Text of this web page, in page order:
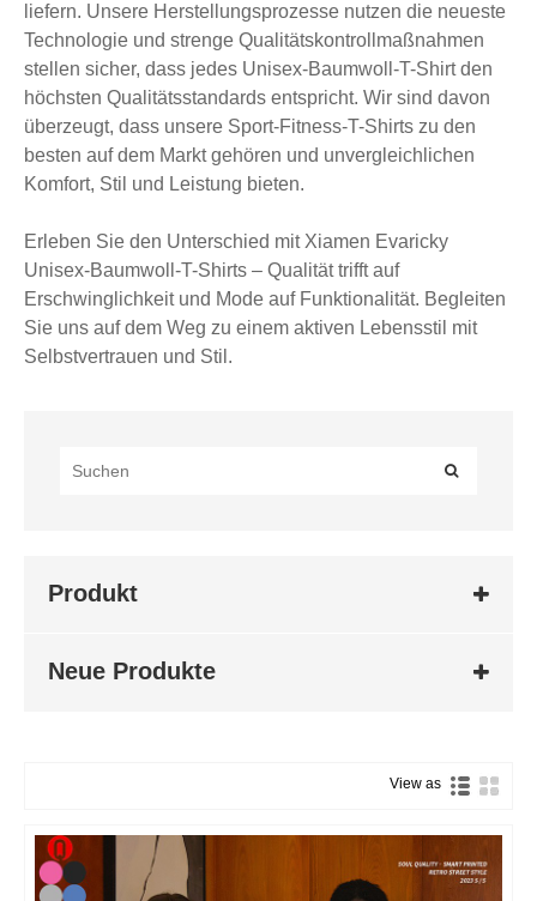
liefern. Unsere Herstellungsprozesse nutzen die neueste
Technologie und strenge Qualitätskontrollmaßnahmen
stellen sicher, dass jedes Unisex-Baumwoll-T-Shirt den
höchsten Qualitätsstandards entspricht. Wir sind davon
überzeugt, dass unsere Sport-Fitness-T-Shirts zu den
besten auf dem Markt gehören und unvergleichlichen
Komfort, Stil und Leistung bieten.
Erleben Sie den Unterschied mit Xiamen Evaricky
Unisex-Baumwoll-T-Shirts – Qualität trifft auf
Erschwinglichkeit und Mode auf Funktionalität. Begleiten
Sie uns auf dem Weg zu einem aktiven Lebensstil mit
Selbstvertrauen und Stil.
Produkt
Neue Produkte
View as